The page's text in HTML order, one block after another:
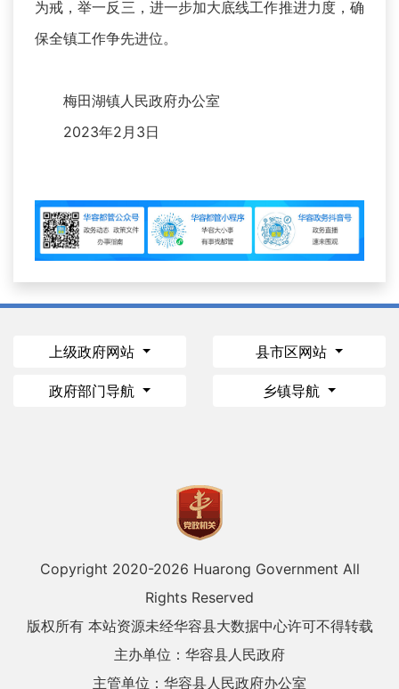
为戒，举一反三，进一步加大底线工作推进力度，确
保全镇工作争先进位。
梅田湖镇人民政府办公室
2023年2月3日
上级政府网站 县市区网站
政府部门导航 乡镇导航
Copyright 2020-2026 Huarong Government All
Rights Reserved
版权所有 本站资源未经华容县大数据中心许可不得转载
主办单位：华容县人民政府
主管单位：华容县人民政府办公室